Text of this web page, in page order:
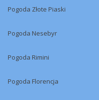
Pogoda Złote Piaski
Pogoda Nesebyr
Pogoda Rimini
Pogoda Florencja